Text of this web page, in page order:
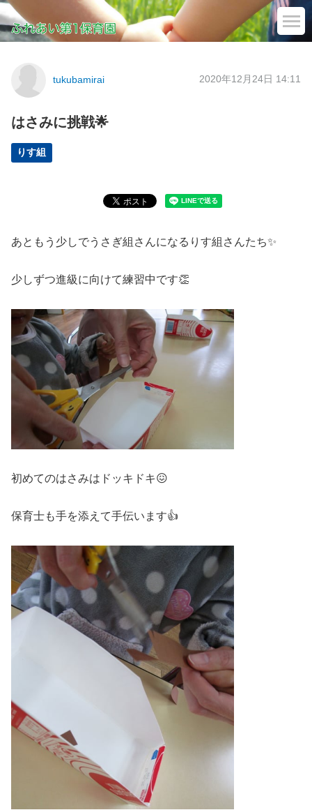
tukubamirai 2020年12月24日 14:11
はさみに挑戦🌟
りす組
あともう少しでうさぎ組さんになるりす組さんたち✨
少しずつ進級に向けて練習中です👏
初めてのはさみはドッキドキ😖
保育士も手を添えて手伝います👍